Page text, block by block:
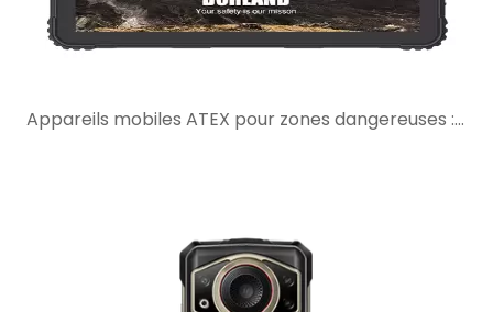
Appareils mobiles ATEX pour zones dangereuses : ce que les acheteurs doivent vérifier avant de sélectionner